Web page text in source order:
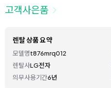
고객사은품
렌탈 상품 요약
모델명t876mrq012
렌탈사LG전자
의무사용기간6년